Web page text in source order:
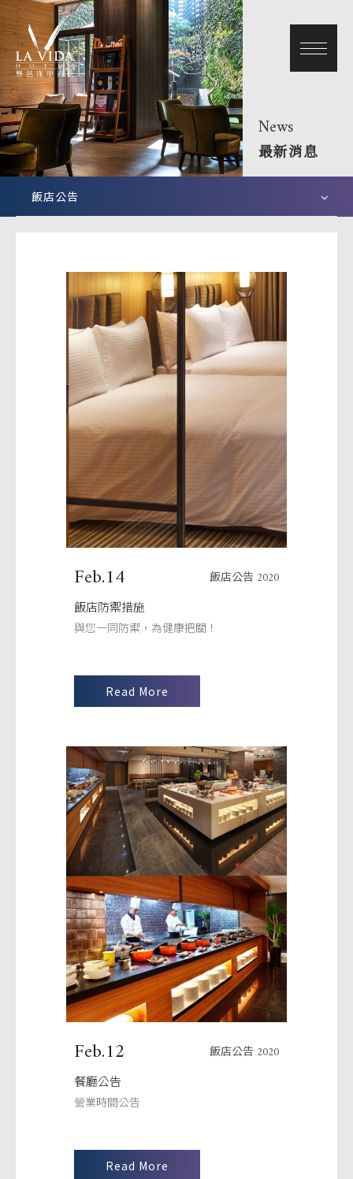
News
最新消息
飯店公告
Feb.14 飯店公告 2020
飯店防禦措施
與您一同防禦，為健康把關！
Read More
Feb.12 飯店公告 2020
餐廳公告
營業時間公告
Read More
最新消息
優質客房
餐廳與設施
交通指南
漫遊台中
客服資訊